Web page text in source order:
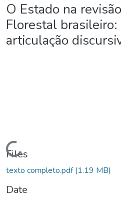
O Estado na
Florestal brasileiro:
articulação
Loading...
Files
texto completo.pdf(1.19 MB)
Date